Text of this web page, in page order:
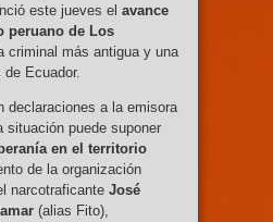
este jueves el avance
peruano de Los
criminal más antigua y una
Ecuador.
declaraciones a la emisora
situación puede suponer
en el territorio
de la organización
narcotraficante José
(alias Fito),